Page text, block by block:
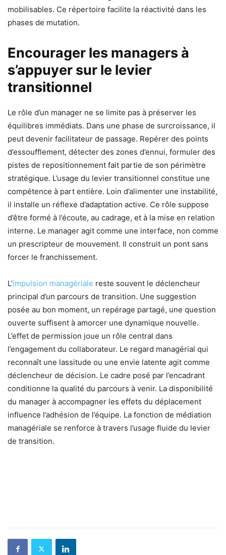
mobilisables. Ce répertoire facilite la réactivité dans les
phases de mutation.
Encourager les managers à
s’appuyer sur le levier
transitionnel
Le rôle d’un manager ne se limite pas à préserver les
équilibres immédiats. Dans une phase de surcroissance, il
peut devenir facilitateur de passage. Repérer des points
d’essoufflement, détecter des zones d’ennui, formuler des
pistes de repositionnement fait partie de son périmètre
stratégique. L’usage du levier transitionnel constitue une
compétence à part entière. Loin d’alimenter une instabilité,
il installe un réflexe d’adaptation active. Ce rôle suppose
d’être formé à l’écoute, au cadrage, et à la mise en relation
interne. Le manager agit comme une interface, non comme
un prescripteur de mouvement. Il construit un pont sans
forcer le franchissement.
L’impulsion managériale reste souvent le déclencheur
principal d’un parcours de transition. Une suggestion
posée au bon moment, un repérage partagé, une question
ouverte suffisent à amorcer une dynamique nouvelle.
L’effet de permission joue un rôle central dans
l’engagement du collaborateur. Le regard managérial qui
reconnaît une lassitude ou une envie latente agit comme
déclencheur de décision. Le cadre posé par l’encadrant
conditionne la qualité du parcours à venir. La disponibilité
du manager à accompagner les effets du déplacement
influence l’adhésion de l’équipe. La fonction de médiation
managériale se renforce à travers l’usage fluide du levier
de transition.